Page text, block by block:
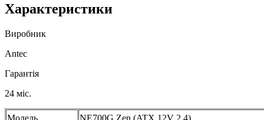
Характеристики
Виробник
Antec
Гарантія
24 міс.
Модель NE700G Zen (ATX 12V 2.4)